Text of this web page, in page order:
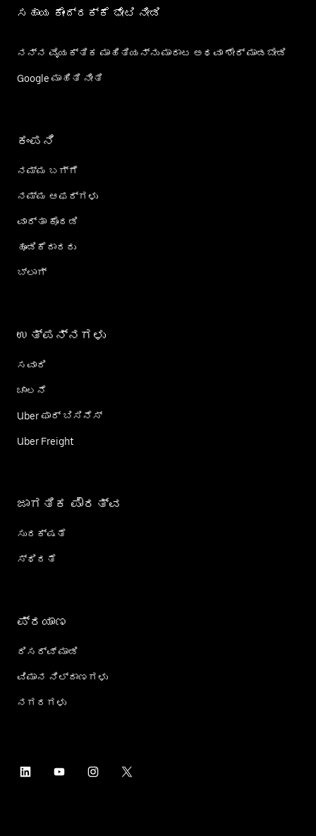
ಸಹಾಯ ಕೇಂದ್ರಕ್ಕೆ ಭೇಟಿ ನೀಡಿ
ನನ್ನ ವೈಯಕ್ತಿಕ ಮಾಹಿತಿಯನ್ನು ಮಾರಾಟ ಅಥವಾ ಶೇರ್‌ ಮಾಡಬೇಡಿ
Google ಮಾಹಿತಿ ನೀತಿ
ಕಂಪನಿ
ನಮ್ಮ ಬಗ್ಗೆ
ನಮ್ಮ ಆಫರ್‌ಗಳು
ವಾರ್ತಾ ಕೊಠಡಿ
ಹೂಡಿಕೆದಾರರು
ಬ್ಲಾಗ್
ಉತ್ಪನ್ನಗಳು
ಸವಾರಿ
ಚಾಲನೆ
Uber ಫಾರ್ ಬಿಸಿನೆಸ್
Uber Freight
ಜಾಗತಿಕ ಪೌರತ್ವ
ಸುರಕ್ಷತೆ
ಸ್ಥಿರತೆ
ಪ್ರಯಾಣ
ರಿಸರ್ವ್ ಮಾಡಿ
ವಿಮಾನ ನಿಲ್ದಾಣಗಳು
ನಗರಗಳು